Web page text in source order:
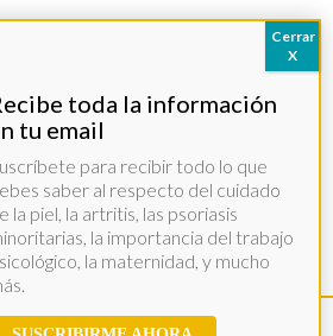
para recibir todo lo que
saber al respecto del cuidado
la piel, la artritis, las psoriasis
la importancia del trabajo
la maternidad, y mucho